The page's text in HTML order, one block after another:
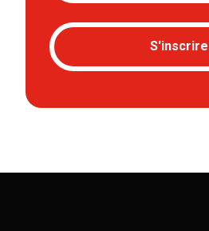
S'inscrire